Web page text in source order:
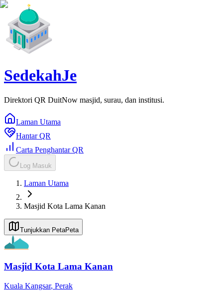
SedekahJe
Direktori QR DuitNow masjid, surau, dan institusi.
Laman Utama
Hantar QR
Carta Penghantar QR
Log Masuk
Laman Utama
Masjid Kota Lama Kanan
Tunjukkan PetaPeta
Masjid Kota Lama Kanan
Kuala Kangsar, Perak